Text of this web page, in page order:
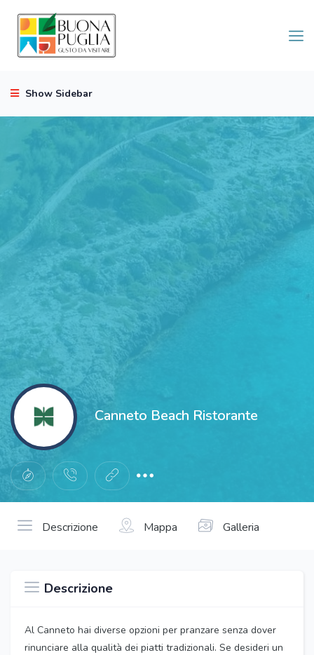
Show Sidebar
Canneto Beach Ristorante
Descrizione Mappa Galleria
Descrizione
Al Canneto hai diverse opzioni per pranzare senza dover
rinunciare alla qualità dei piatti tradizionali. Se desideri un